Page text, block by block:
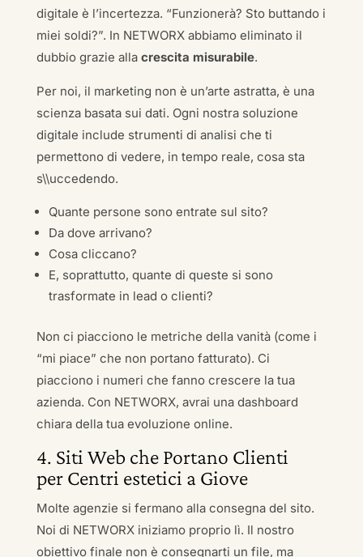
digitale è l’incertezza. “Funzionerà? Sto buttando i
miei soldi?”. In NETWORX abbiamo eliminato il
dubbio grazie alla crescita misurabile.
Per noi, il marketing non è un’arte astratta, è una
scienza basata sui dati. Ogni nostra soluzione
digitale include strumenti di analisi che ti
permettono di vedere, in tempo reale, cosa sta
s\\uccedendo.
Quante persone sono entrate sul sito?
Da dove arrivano?
Cosa cliccano?
E, soprattutto, quante di queste si sono
trasformate in lead o clienti?
Non ci piacciono le metriche della vanità (come i
“mi piace” che non portano fatturato). Ci
piacciono i numeri che fanno crescere la tua
azienda. Con NETWORX, avrai una dashboard
chiara della tua evoluzione online.
4. Siti Web che Portano Clienti
per Centri estetici a Giove
Molte agenzie si fermano alla consegna del sito.
Noi di NETWORX iniziamo proprio lì. Il nostro
obiettivo finale non è consegnarti un file, ma